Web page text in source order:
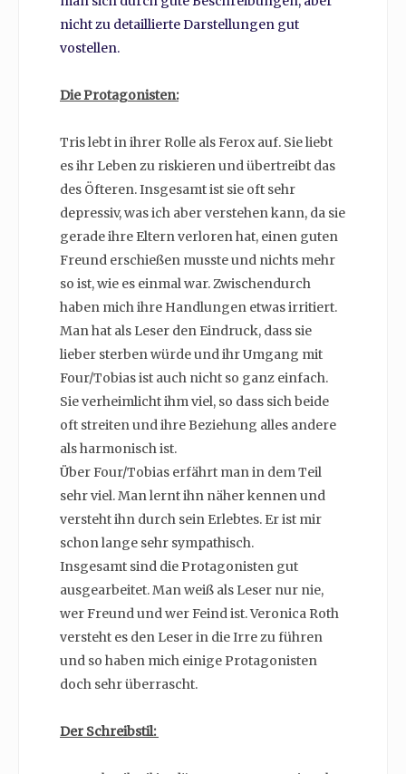
nicht zu detaillierte Darstellungen gut
vostellen.
Die Protagonisten:
Tris lebt in ihrer Rolle als Ferox auf. Sie liebt
es ihr Leben zu riskieren und übertreibt das
des Öfteren. Insgesamt ist sie oft sehr
depressiv, was ich aber verstehen kann, da sie
gerade ihre Eltern verloren hat, einen guten
Freund erschießen musste und nichts mehr
so ist, wie es einmal war. Zwischendurch
haben mich ihre Handlungen etwas irritiert.
Man hat als Leser den Eindruck, dass sie
lieber sterben würde und ihr Umgang mit
Four/Tobias ist auch nicht so ganz einfach.
Sie verheimlicht ihm viel, so dass sich beide
oft streiten und ihre Beziehung alles andere
als harmonisch ist.
Über Four/Tobias erfährt man in dem Teil
sehr viel. Man lernt ihn näher kennen und
versteht ihn durch sein Erlebtes. Er ist mir
schon lange sehr sympathisch.
Insgesamt sind die Protagonisten gut
ausgearbeitet. Man weiß als Leser nur nie,
wer Freund und wer Feind ist. Veronica Roth
versteht es den Leser in die Irre zu führen
und so haben mich einige Protagonisten
doch sehr überrascht.
Der Schreibstil: